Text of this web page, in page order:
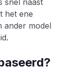
snel naast
het ene
ander model